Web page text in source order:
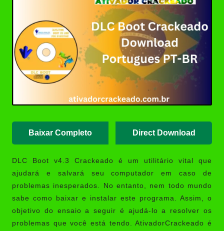
AutoCAD 2008 Download
Crackeado 32/64 Bits Português
| Ativador
SOLIDWORKS 2024 Download
Crackeado 64 Bits Grátis |
Ativador Crackeado
MAGIX VEGAS Pro Crackeado
Download Português PT-BR
Baixar Completo Direct Download
DLC Boot v4.3 Crackeado é um utilitário vital que
ajudará e salvará seu computador em caso de
problemas inesperados. No entanto, nem todo mundo
sabe como baixar e instalar este programa. Assim, o
objetivo do ensaio a seguir é ajudá-lo a resolver os
problemas que você está tendo.AtivadorCrackeado é